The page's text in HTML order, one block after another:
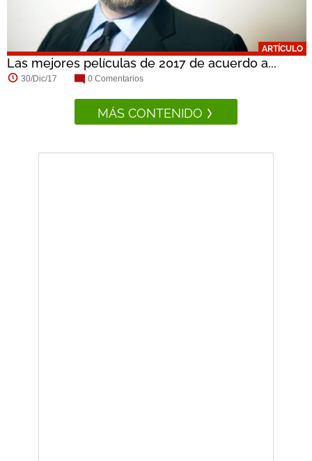
ARTÍCULO
Las mejores películas de 2017 de acuerdo a...
30/Dic/17 0 Comentarios
MÁS CONTENIDO